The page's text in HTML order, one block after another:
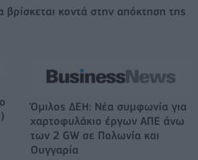
κοντά στην απόκτηση της
Όμιλος ΔΕΗ: Νέα συμφωνία για
χαρτοφυλάκιο έργων ΑΠΕ άνω
των 2 GW σε Πολωνία και
Ουγγαρία